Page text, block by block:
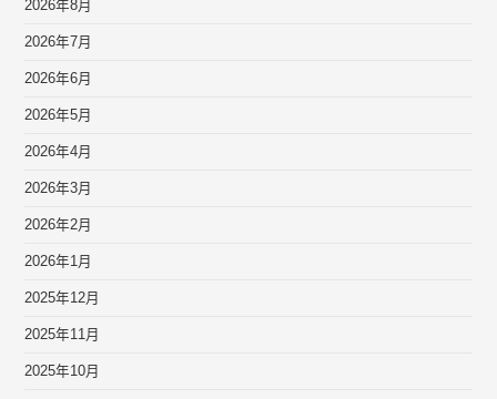
2026年8月
2026年7月
2026年6月
2026年5月
2026年4月
2026年3月
2026年2月
2026年1月
2025年12月
2025年11月
2025年10月